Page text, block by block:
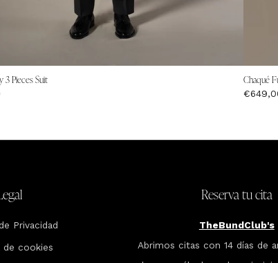
3 Pieces Suit Chaqué
Privacidad
de cookies
Reserva tu cita
TheBundClub's
Abrimos citas con 14 días de